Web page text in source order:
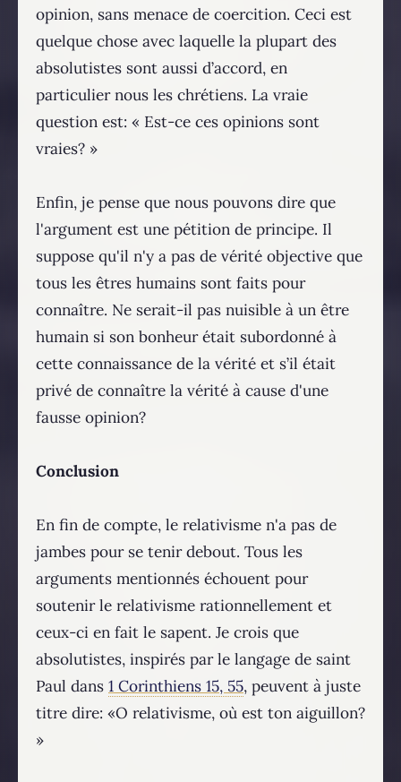
opinion, sans menace de coercition. Ceci est
quelque chose avec laquelle la plupart des
absolutistes sont aussi d’accord, en
particulier nous les chrétiens. La vraie
question est: « Est-ce ces opinions sont
vraies? »
Enfin, je pense que nous pouvons dire que
l'argument est une pétition de principe. Il
suppose qu'il n'y a pas de vérité objective que
tous les êtres humains sont faits pour
connaître. Ne serait-il pas nuisible à un être
humain si son bonheur était subordonné à
cette connaissance de la vérité et s’il était
privé de connaître la vérité à cause d'une
fausse opinion?
Conclusion
En fin de compte, le relativisme n'a pas de
jambes pour se tenir debout. Tous les
arguments mentionnés échouent pour
soutenir le relativisme rationnellement et
ceux-ci en fait le sapent. Je crois que
absolutistes, inspirés par le langage de saint
Paul dans 1 Corinthiens 15, 55, peuvent à juste
titre dire: «O relativisme, où est ton aiguillon?
»